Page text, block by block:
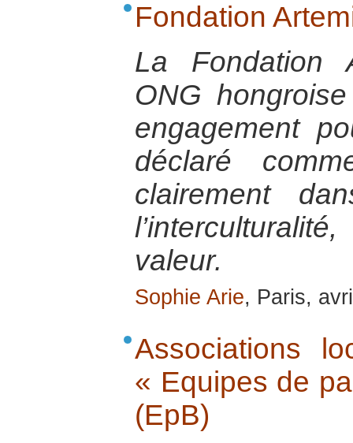
Fondation
La Fondation
ONG
engagement
déclaré
clairement
valeur.
Sophie Arie, Paris,
Associations
« Equipes de
(EpB)